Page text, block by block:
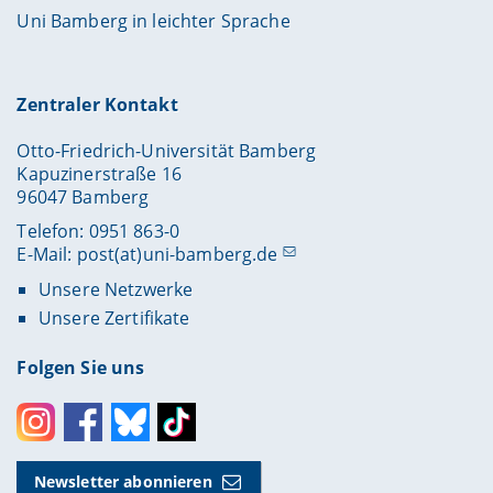
Uni Bamberg in leichter Sprache
Zentraler Kontakt
Otto-Friedrich-Universität Bamberg
Kapuzinerstraße 16
96047 Bamberg
Telefon: 0951 863-0
E-Mail: post(at)uni-bamberg.de
Unsere Netzwerke
Unsere Zertifikate
Folgen Sie uns
InstagramFacebookBlueskyToktok
Newsletter abonnieren